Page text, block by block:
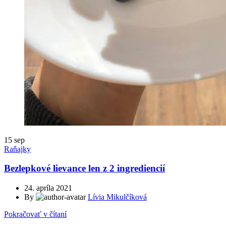
15 sep
Raňajky
Bezlepkové lievance len z 2 ingrediencií
24. apríla 2021
By
Lívia Mikulčíková
Pokračovať v čítaní